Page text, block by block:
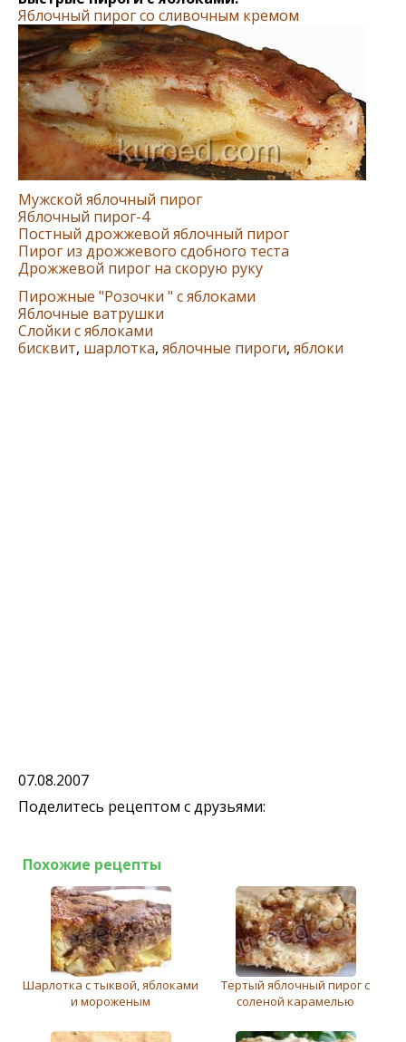
Яблочный пирог со сливочным кремом
Мужской яблочный пирог
Яблочный пирог-4
Постный дрожжевой яблочный пирог
Пирог из дрожжевого сдобного теста
Дрожжевой пирог на скорую руку
Пирожные "Розочки " с яблоками
Яблочные ватрушки
Слойки с яблоками
бисквит, шарлотка, яблочные пироги, яблоки
07.08.2007
Поделитесь рецептом с друзьями:
Похожие рецепты
Шарлотка с тыквой, яблоками
и мороженым
Тертый яблочный пирог с
соленой карамелью